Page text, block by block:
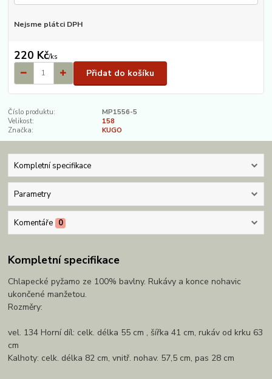
Nejsme plátci DPH
220 Kč/ks
Přidat do košíku
Číslo produktu:
MP1556-5
Velikost:
158
Značka:
KUGO
Kompletní specifikace
Parametry
Komentáře 0
Kompletní specifikace
Chlapecké pyžamo ze 100% bavlny. Rukávy a konce nohavic
ukončené manžetou.
Rozměry:
vel. 134 Horní díl: celk. délka 55 cm , šířka 41 cm, rukáv od krku 63
cm
Kalhoty: celk. délka 82 cm, vnitř. nohav. 57,5 cm, pas 28 cm